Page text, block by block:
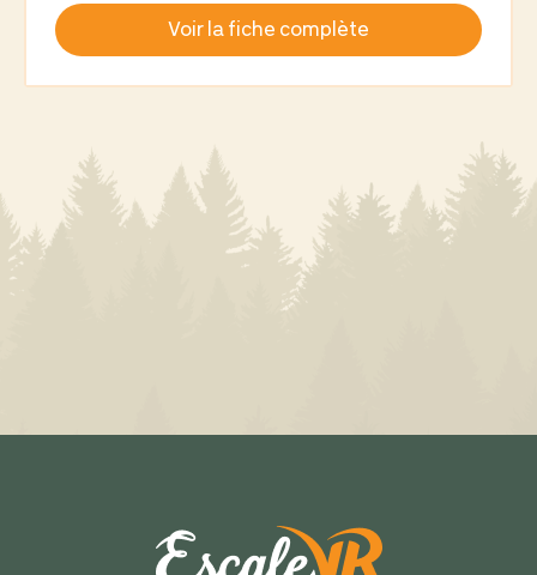
Voir la fiche complète